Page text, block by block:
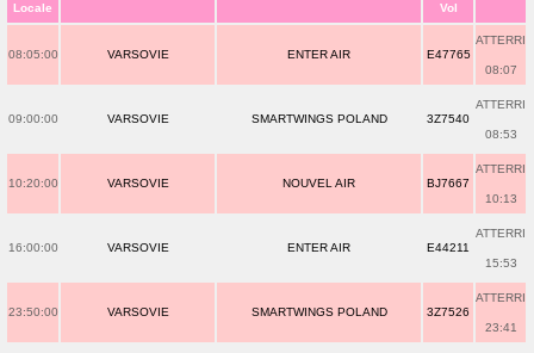
Locale Vol
08:05:00 VARSOVIE ENTER AIR E47765
ATTERRI
08:07
09:00:00 VARSOVIE SMARTWINGS POLAND 3Z7540
ATTERRI
08:53
10:20:00 VARSOVIE NOUVEL AIR BJ7667
ATTERRI
10:13
16:00:00 VARSOVIE ENTER AIR E44211
ATTERRI
15:53
23:50:00 VARSOVIE SMARTWINGS POLAND 3Z7526
ATTERRI
23:41